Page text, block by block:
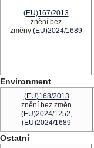
(EU)167/2013
znění bez
změny (EU)2024/1689
Environment
(EU)168/2013
znění bez změn
(EU)2024/1252,
(EU)2024/1689
Ostatní